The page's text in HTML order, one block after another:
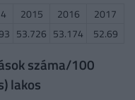
2015 2016
2017
53.726 53.174 52.69
száma/100
lakos